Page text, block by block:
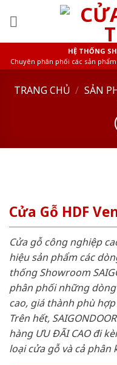
HỆ THỐNG
Chuyên phân phối các sản
TRANG CHỦ / SẢN
Cửa Gỗ HDF
Cửa gỗ công nghiệp
hiệu sản phẩm các
thống Showroom
phân phối những
cao, giá thành phù
Trên hết,
hàng ƯU ĐÃI CAO đi
loại cửa gỗ và cả phân